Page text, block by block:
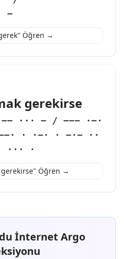
−
Öğren →
gerekirse
··· − / −−− ·−·
· ·−· · −·− ··
··· ·
Öğren →
İnternet Argo